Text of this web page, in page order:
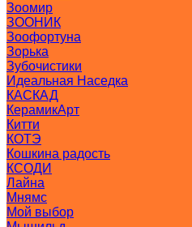
Зоомир
ЗООНИК
Зоофортуна
Зорька
Зубочистики
Идеальная Наседка
КАСКАД
КерамикАрт
Китти
КОТЭ
Кошкина радость
КСОДИ
Лайна
Мнямс
Мой выбор